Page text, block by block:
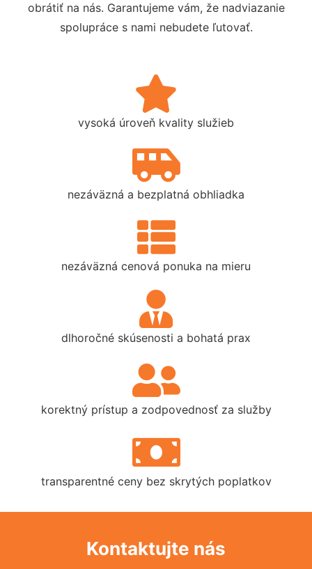
obrátiť na nás. Garantujeme vám, že nadviazanie
spolupráce s nami nebudete ľutovať.
vysoká úroveň kvality služieb
nezáväzná a bezplatná obhliadka
nezáväzná cenová ponuka na mieru
dlhoročné skúsenosti a bohatá prax
korektný prístup a zodpovednosť za služby
transparentné ceny bez skrytých poplatkov
Kontaktujte nás